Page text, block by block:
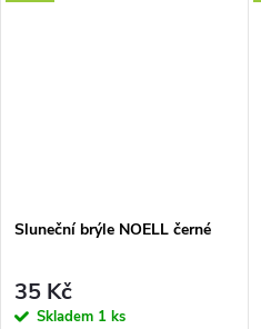
Sluneční brýle NOELL černé
35 Kč
Skladem 1 ks